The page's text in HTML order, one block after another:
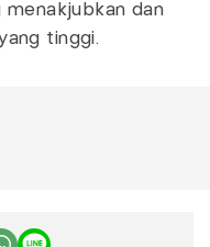
menakjubkan dan
tinggi.